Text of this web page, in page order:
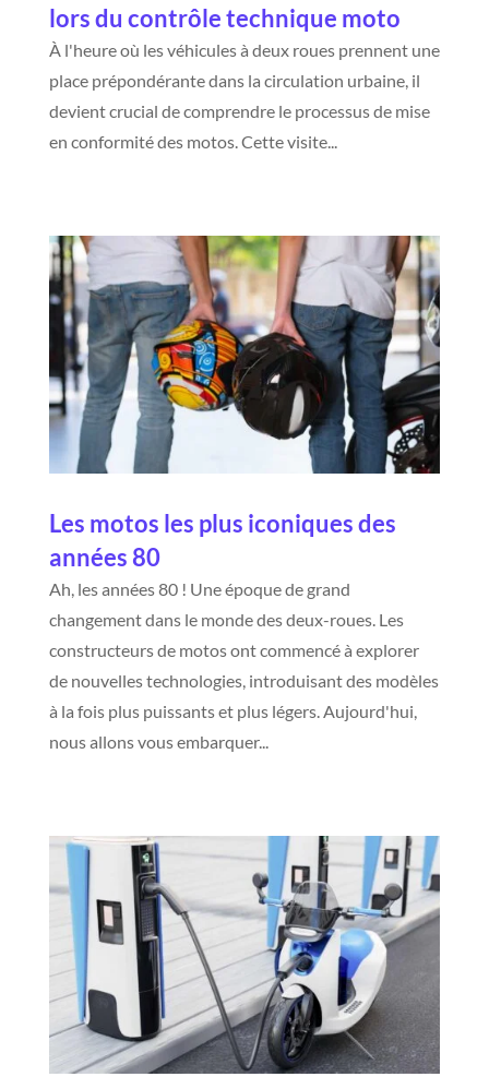
lors du contrôle technique moto
À l'heure où les véhicules à deux roues prennent une
place prépondérante dans la circulation urbaine, il
devient crucial de comprendre le processus de mise
en conformité des motos. Cette visite...
Les motos les plus iconiques des
années 80
Ah, les années 80 ! Une époque de grand
changement dans le monde des deux-roues. Les
constructeurs de motos ont commencé à explorer
de nouvelles technologies, introduisant des modèles
à la fois plus puissants et plus légers. Aujourd'hui,
nous allons vous embarquer...